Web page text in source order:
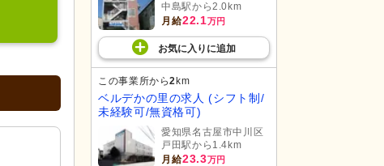
中島駅から2.0km
月給22.1万円
お気に入り に追加
この事業所から2km
ベルデかの里の求人 (シフト制/
未経験可/無資格可)
愛知県名古屋市中川区
戸田駅から1.4km
月給23.3万円